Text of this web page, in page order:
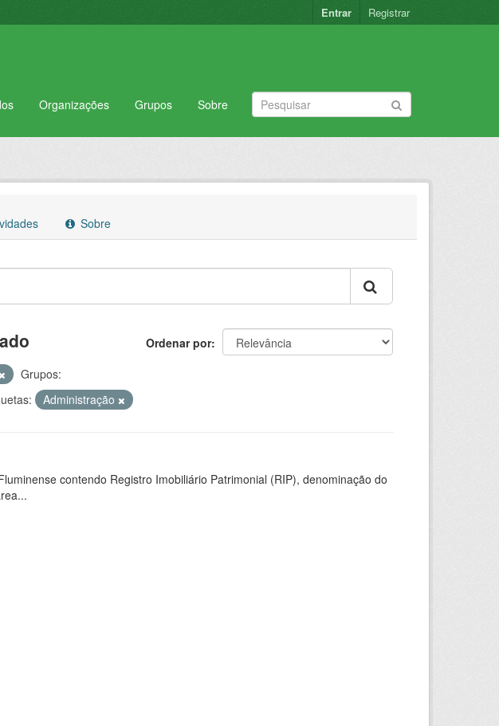
Entrar Registrar
Organizações Grupos Sobre
Sobre
Ordenar por
Grupos:
Administração
contendo Registro Imobiliário Patrimonial (RIP), denominação do